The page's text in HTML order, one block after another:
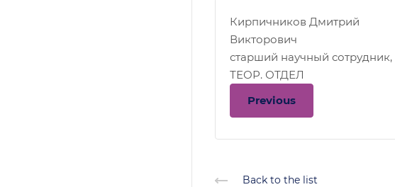
Кирпичников Дмитрий
Викторович
старший научный сотрудник,
ТЕОР. ОТДЕЛ
Previous
Back to the list